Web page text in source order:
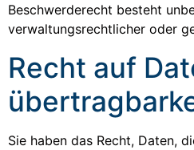
Beschwerderecht besteht
verwaltungsrechtlicher oder
Recht auf
Sie haben das Recht, Daten,